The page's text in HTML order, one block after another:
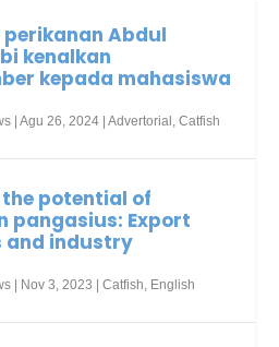
Abdul
kenalkan
kepada mahasiswa
|Agu 26, 2024 |Advertorial ,Catfish
potential of
pangasius: Export
and industry
| Nov 3, 2023 |Catfish English